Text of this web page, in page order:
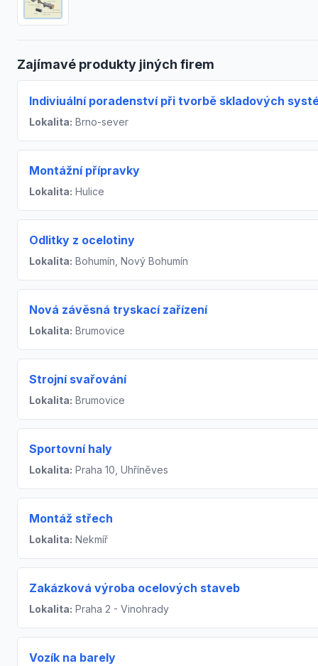
Zajímavé produkty jiných firem
Indiviuální poradenství při tvorbě skladových
Lokalita: Brno-sever
Montážní přípravky
Lokalita: Hulice
Odlitky z ocelotiny
Lokalita: Bohumín, Nový Bohumín
Nová závěsná tryskací zařízení
Lokalita: Brumovice
Strojní svařování
Lokalita: Brumovice
Sportovní haly
Lokalita: Praha 10, Uhříněves
Montáž střech
Lokalita: Nekmíř
Zakázková výroba ocelových staveb
Lokalita: Praha 2 - Vinohrady
Vozík na barely